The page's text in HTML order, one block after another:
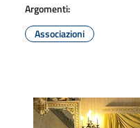
Argomenti:
Associazioni